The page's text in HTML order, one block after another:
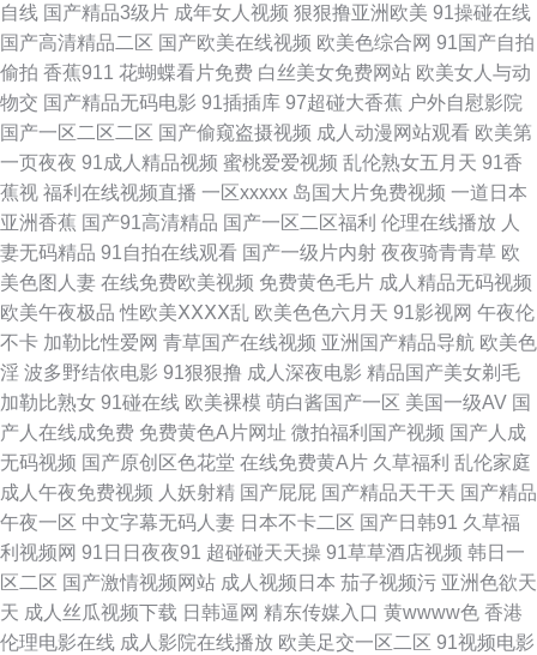
午夜福利 久久三级片AV 欧美aa 人人摸人人91 深夜福利社区 五月丁香福利
网 五月天网页 91美女泡 超碰凹凸 超碰在线第一页 久草主页 欧美性交精品
视频 人妖A片 熟女a资源 AV在线不卡播放 丁香久久 豆花社区在线观看 91孕
妇在线 91社区免费 黄色网入口站 老司机A片 欧美婷婷综合 亚洲色图17P 中
文字幕cao操 www麻豆 大香蕉AV大香蕉 国产福利吃瓜 韩国美女av 加勒比色
综合 美女巨乳被后入 欧美黄色桃色 午夜久色 自拍优物193 91丝腿 成人视频
院 国产操女人 国产最新区久久 久久精品这里18 久久一品熟妇 欧美的精品的
视频 人人操97 日韩有码网站 亚洲成人黄色网址 91第一福利视频 超碰99久
99 国产浮力影院限制 含羞草二级片 老熟女人ass 欧美色综合 三级成人网 午
夜影院7763 亚洲另类小说网 91国内视频 91蝌蚪在线视频 91小视频 国产毛
片AA 精品偷拍 久久亚洲天堂 久久影视新址 欧美aa中文字幕 日本中文天堂
自线 国产精品3级片 成年女人视频 狠狠撸亚洲欧美 91操碰在线
国产高清精品二区 国产欧美在线视频 欧美色综合网 91国产自拍
偷拍 香蕉911 花蝴蝶看片免费 白丝美女免费网站 欧美女人与动
物交 国产精品无码电影 91插插库 97超碰大香蕉 户外自慰影院
国产一区二区二区 国产偷窥盗摄视频 成人动漫网站观看 欧美第
一页夜夜 91成人精品视频 蜜桃爱爱视频 乱伦熟女五月天 91香
蕉视 福利在线视频直播 一区xxxxx 岛国大片免费视频 一道日本
亚洲香蕉 国产91高清精品 国产一区二区福利 伦理在线播放 人
妻无码精品 91自拍在线观看 国产一级片内射 夜夜骑青青草 欧
美色图人妻 在线免费欧美视频 免费黄色毛片 成人精品无码视频
欧美午夜极品 性欧美ⅩⅩⅩⅩ乱 欧美色色六月天 91影视网 午夜伦
不卡 加勒比性爱网 青草国产在线视频 亚洲国产精品导航 欧美色
淫 波多野结依电影 91狠狠撸 成人深夜电影 精品国产美女剃毛
加勒比熟女 91碰在线 欧美裸模 萌白酱国产一区 美国一级AV 国
产人在线成免费 免费黄色A片网址 微拍福利国产视频 国产人成
无码视频 国产原创区色花堂 在线免费黄A片 久草福利 乱伦家庭
成人午夜免费视频 人妖射精 国产屁屁 国产精品天干天 国产精品
午夜一区 中文字幕无码人妻 日本不卡二区 国产日韩91 久草福
利视频网 91日日夜夜91 超碰碰天天操 91草草酒店视频 韩日一
区二区 国产激情视频网站 成人视频日本 茄子视频污 亚洲色欲天
天 成人丝瓜视频下载 日韩逼网 精东传媒入口 黄wwww色 香港
伦理电影在线 成人影院在线播放 欧美足交一区二区 91视频电影